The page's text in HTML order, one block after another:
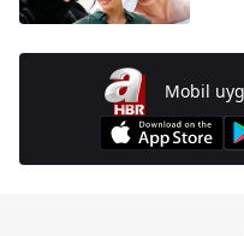
Mobil